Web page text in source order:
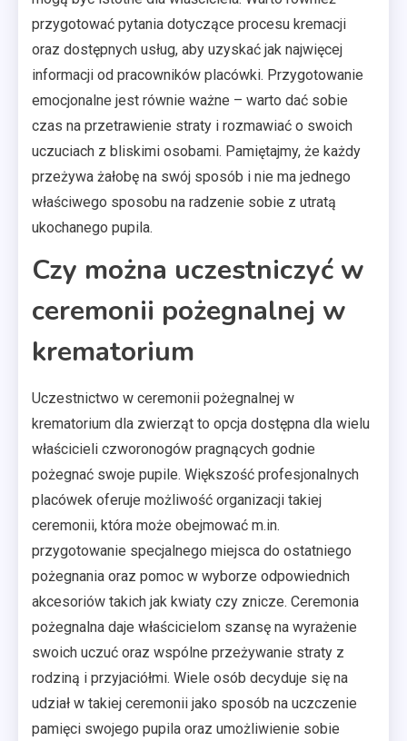
przygotować pytania dotyczące procesu kremacji
oraz dostępnych usług, aby uzyskać jak najwięcej
informacji od pracowników placówki. Przygotowanie
emocjonalne jest równie ważne – warto dać sobie
czas na przetrawienie straty i rozmawiać o swoich
uczuciach z bliskimi osobami. Pamiętajmy, że każdy
przeżywa żałobę na swój sposób i nie ma jednego
właściwego sposobu na radzenie sobie z utratą
ukochanego pupila.
Czy można uczestniczyć w
ceremonii pożegnalnej w
krematorium
Uczestnictwo w ceremonii pożegnalnej w
krematorium dla zwierząt to opcja dostępna dla wielu
właścicieli czworonogów pragnących godnie
pożegnać swoje pupile. Większość profesjonalnych
placówek oferuje możliwość organizacji takiej
ceremonii, która może obejmować m.in.
przygotowanie specjalnego miejsca do ostatniego
pożegnania oraz pomoc w wyborze odpowiednich
akcesoriów takich jak kwiaty czy znicze. Ceremonia
pożegnalna daje właścicielom szansę na wyrażenie
swoich uczuć oraz wspólne przeżywanie straty z
rodziną i przyjaciółmi. Wiele osób decyduje się na
udział w takiej ceremonii jako sposób na uczczenie
pamięci swojego pupila oraz umożliwienie sobie